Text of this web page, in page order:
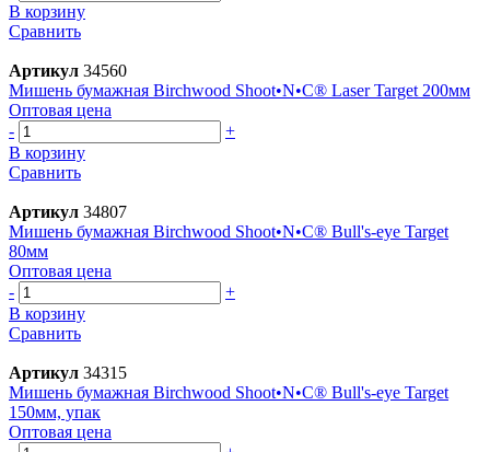
В корзину
Сравнить
Артикул 34560
Мишень бумажная Birchwood Shoot•N•C® Laser Target 200мм
Оптовая цена
-
+
В корзину
Сравнить
Артикул 34807
Мишень бумажная Birchwood Shoot•N•C® Bull's-eye Target
80мм
Оптовая цена
-
+
В корзину
Сравнить
Артикул 34315
Мишень бумажная Birchwood Shoot•N•C® Bull's-eye Target
150мм, упак
Оптовая цена